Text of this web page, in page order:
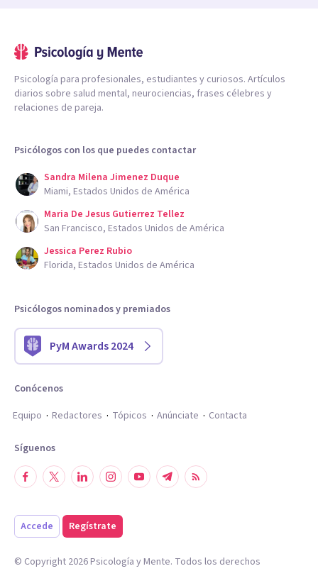
Psicología para profesionales, estudiantes y curiosos. Artículos
diarios sobre salud mental, neurociencias, frases célebres y
relaciones de pareja.
Psicólogos con los que puedes contactar
Sandra Milena Jimenez Duque
Miami, Estados Unidos de América
Maria De Jesus Gutierrez Tellez
San Francisco, Estados Unidos de América
Jessica Perez Rubio
Florida, Estados Unidos de América
Psicólogos nominados y premiados
PyM Awards 2024
Conócenos
Equipo
Redactores Tópicos Anúnciate Contacta
Síguenos
Accede Regístrate
© Copyright 2026Psicología y Mente. Todos los derechos